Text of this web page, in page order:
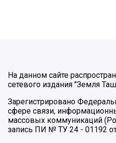
На данном сайте
сетевого издания "Земля
Зарегистрировано
сфере связи,
массовых коммуникаций
запись ПИ № ТУ 24 - 01192